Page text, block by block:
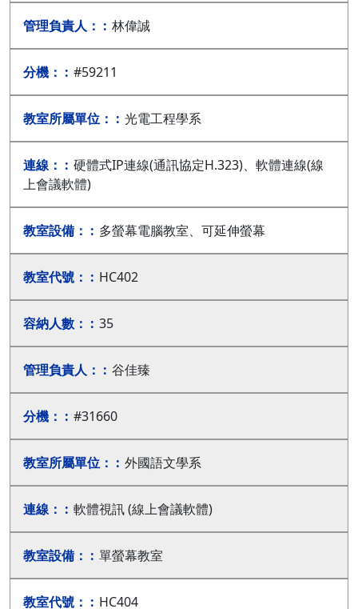
林偉誠
#59211
光電工程學系
硬體式IP連線(通訊協定H.323)、軟體連線(線
上會議軟體)
多螢幕電腦教室、可延伸螢幕
HC402
35
谷佳臻
#31660
外國語文學系
軟體視訊 (線上會議軟體)
單螢幕教室
HC404